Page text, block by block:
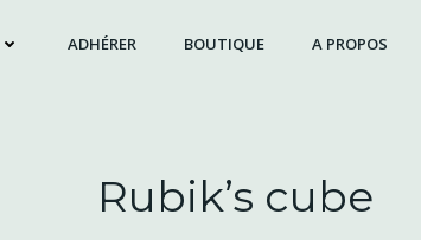
ADHÉRER BOUTIQUE A PROPOS
Rubik’s cube